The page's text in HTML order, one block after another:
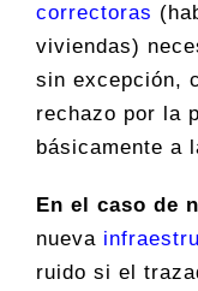
correctoras
viviendas)
sin excepción,
rechazo por la
básicamente a
En el caso de
nueva
ruido si el